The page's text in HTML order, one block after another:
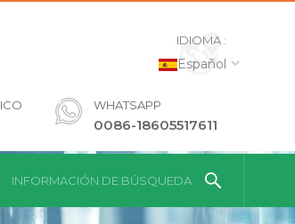
IDIOMA :
Español
WHATSAPP
0086-18605517611
INFORMACIÓN DE BÚSQUEDA